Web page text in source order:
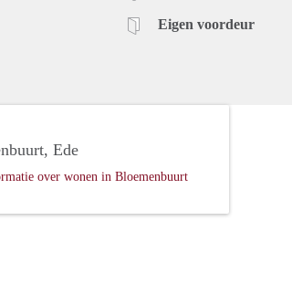
Eigen voordeur
Ede
over wonen in Bloemenbuurt